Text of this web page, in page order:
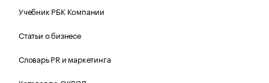
Учебник РБК Компании
Статьи о бизнесе
Словарь PR и маркетинга